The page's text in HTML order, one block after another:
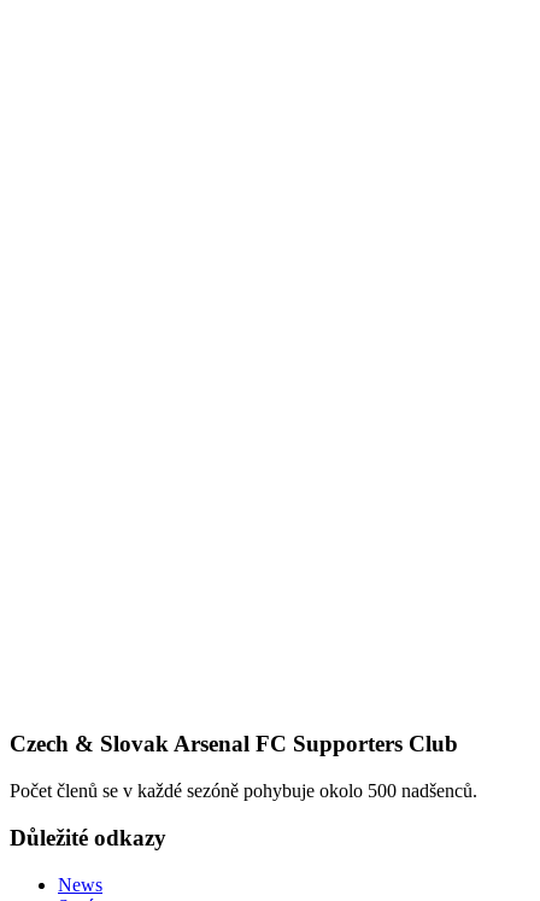
Czech & Slovak Arsenal FC Supporters Club
Počet členů se v každé sezóně pohybuje okolo 500 nadšenců.
Důležité odkazy
News